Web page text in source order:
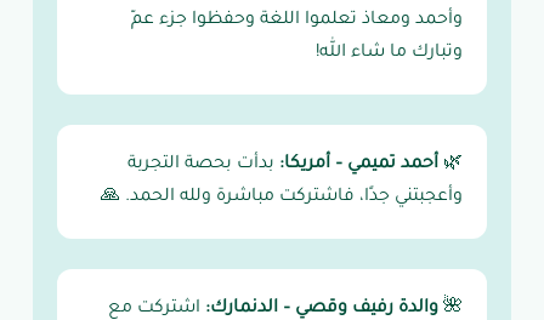
وأحمد ومعاذ تعلموا اللغة وحفظوا جزء عمّ
وتبارك ما شاء الله!
🌿 أحمد تميمي – أمريكا: بدأت بحصة التجربة
وأعجبتني جدًا، فاشتركت مباشرة ولله الحمد. 🙏
🌺 والدة رفيف وقصي – الدنمارك: اشتركت مع